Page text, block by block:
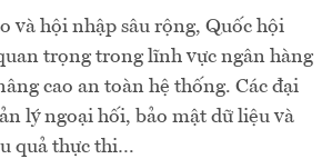
và hội nhập sâu rộng, Quốc hội
trọng trong lĩnh vực ngân hàng
cao an toàn hệ thống. Các đại
lý ngoại hối, bảo mật dữ liệu và
quả thực thi…